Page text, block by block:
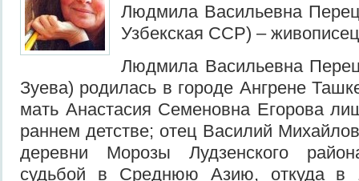
Людмила Васильевна
Узбекская ССР) – живописец
Людмила Васильевна
Зуева) родилась в городе Ангрене
мать Анастасия Семеновна Егорова
раннем детстве; отец Василий
деревни Морозы Лудзенского
судьбой в Среднюю Азию, откуда в